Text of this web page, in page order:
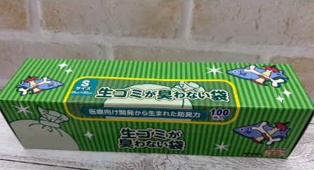
お知らせ
イベント・グッズ
YouTube
会社情報